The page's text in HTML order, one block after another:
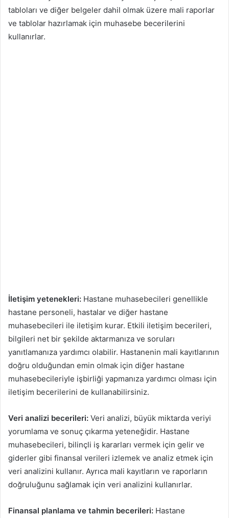
tabloları ve diğer belgeler dahil olmak üzere mali raporlar
ve tablolar hazırlamak için muhasebe becerilerini
kullanırlar.
İletişim yetenekleri: Hastane muhasebecileri genellikle
hastane personeli, hastalar ve diğer hastane
muhasebecileri ile iletişim kurar. Etkili iletişim becerileri,
bilgileri net bir şekilde aktarmanıza ve soruları
yanıtlamanıza yardımcı olabilir. Hastanenin mali kayıtlarının
doğru olduğundan emin olmak için diğer hastane
muhasebecileriyle işbirliği yapmanıza yardımcı olması için
iletişim becerilerini de kullanabilirsiniz.
Veri analizi becerileri: Veri analizi, büyük miktarda veriyi
yorumlama ve sonuç çıkarma yeteneğidir. Hastane
muhasebecileri, bilinçli iş kararları vermek için gelir ve
giderler gibi finansal verileri izlemek ve analiz etmek için
veri analizini kullanır. Ayrıca mali kayıtların ve raporların
doğruluğunu sağlamak için veri analizini kullanırlar.
Finansal planlama ve tahmin becerileri: Hastane